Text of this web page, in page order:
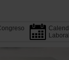
Laboral